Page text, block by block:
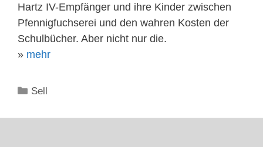
Hartz IV-Empfänger und ihre Kinder zwischen
Pfennigfuchserei und den wahren Kosten der
Schulbücher. Aber nicht nur die.
» mehr
Kategorien
Sell